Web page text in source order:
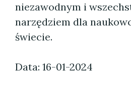
niezawodnym i
narzędziem dla
świecie.
Data: 16-01-2024